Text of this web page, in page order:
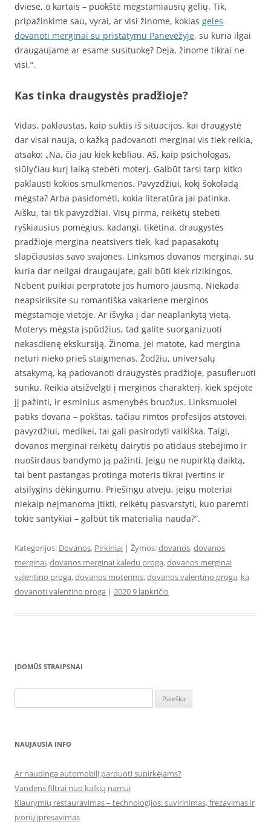
dviese, o kartais – puokštė mėgstamiausių gėlių. Tik,
pripažinkime sau, vyrai, ar visi žinome, kokias geles
dovanoti merginai su pristatymu Panevėžyje, su kuria ilgai
draugaujame ar esame susituokę? Deja, žinome tikrai ne
visi.“.
Kas tinka draugystės pradžioje?
Vidas, paklaustas, kaip suktis iš situacijos, kai draugystė
dar visai nauja, o kažką padovanoti merginai vis tiek reikia,
atsako: „Na, čia jau kiek kebliau. Aš, kaip psichologas,
siūlyčiau kurį laiką stebėti moterį. Galbūt tarsi tarp kitko
paklausti kokios smulkmenos. Pavyzdžiui, kokį šokoladą
mėgsta? Arba pasidomėti, kokia literatūra jai patinka.
Aišku, tai tik pavyzdžiai. Visų pirma, reikėtų stebėti
ryškiausius pomėgius, kadangi, tikėtina, draugystės
pradžioje mergina neatsivers tiek, kad papasakotų
slapčiausias savo svajones. Linksmos dovanos merginai, su
kuria dar neilgai draugaujate, gali būti kiek rizikingos.
Nebent puikiai perpratote jos humoro jausmą. Niekada
neapsiriksite su romantiška vakariene merginos
mėgstamoje vietoje. Ar išvyka į dar neaplankytą vietą.
Moterys mėgsta įspūdžius, tad galite suorganizuoti
nekasdienę ekskursiją. Žinoma, jei matote, kad mergina
neturi nieko prieš staigmenas. Žodžiu, universalų
atsakymą, ką padovanoti draugystės pradžioje, pasufleruoti
sunku. Reikia atsižvelgti į merginos charakterį, kiek spėjote
jį pažinti, ir esminius asmenybės bruožus. Linksmuolei
patiks dovana – pokštas, tačiau rimtos profesijos atstovei,
pavyzdžiui, medikei, tai gali pasirodyti vaikiška. Taigi,
dovanos merginai reikėtų dairytis po atidaus stebėjimo ir
nuoširdaus bandymo ją pažinti. Jeigu ne nupirktą daiktą,
tai bent pastangas protinga moteris tikrai įvertins ir
atsilygins dėkingumu. Priešingu atveju, jeigu moteriai
niekaip neįmanoma įtikti, reikėtų pasvarstyti, kuo paremti
tokie santykiai – galbūt tik materialia nauda?“.
Kategorijos: Dovanos, Pirkiniai | Žymos:dovanos,dovanos
merginai,dovanos merginai kaledu proga,dovanos merginai
valentino proga,dovanos moterims,dovanos valentino proga, ka
dovanoti valentino proga | 2020 9 lapkričio
ĮDOMŪS STRAIPSNAI
NAUJAUSIA INFO
Ar naudinga automobilį parduoti supirkėjams?
Vandens filtrai nuo kalkių namui
Kiaurymių restauravimas – technologijos: suvirinimas, frezavimas ir
įvorių įpresavimas